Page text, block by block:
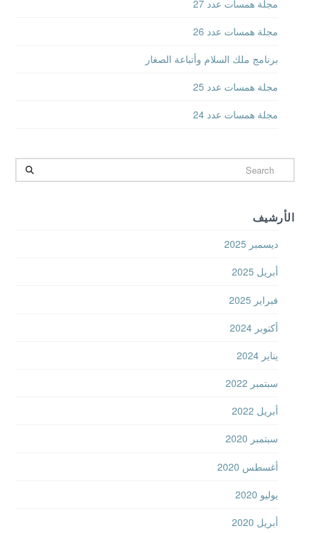
مجلة همسات عدد 27
مجلة همسات عدد 26
برنامج ملك السلام وأتباعة الصغار
مجلة همسات عدد 25
مجلة همسات عدد 24
Search
الأرشيف
ديسمبر 2025
أبريل 2025
فبراير 2025
أكتوبر 2024
يناير 2024
سبتمبر 2022
أبريل 2022
سبتمبر 2020
أغسطس 2020
يوليو 2020
أبريل 2020